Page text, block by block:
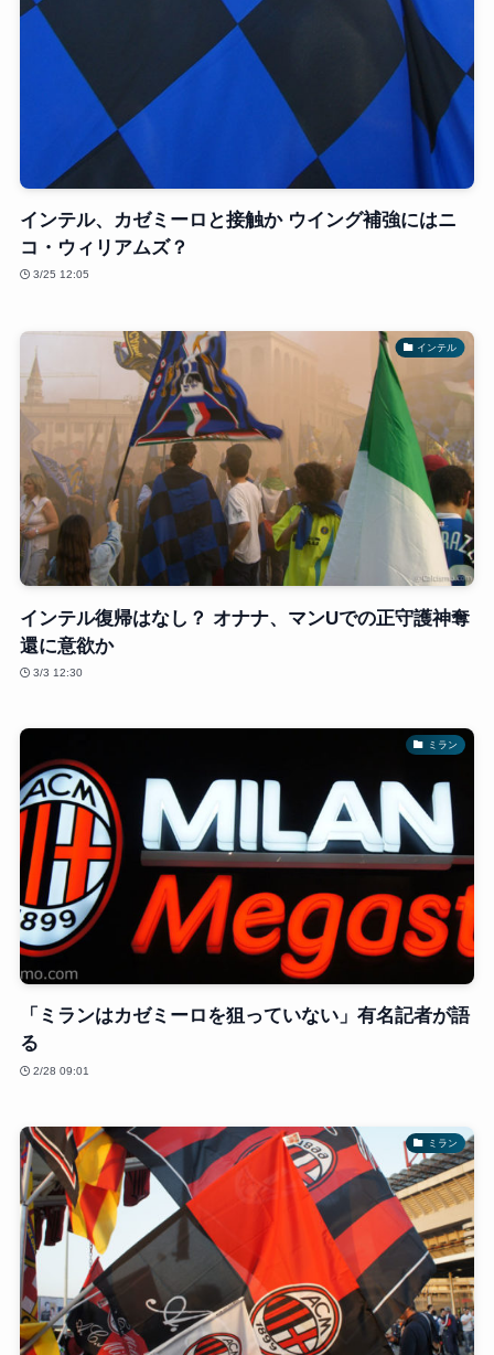
インテル、カゼミーロと接触か ウイング補強にはニ
コ・ウィリアムズ？
3/25 12:05
インテル
インテル復帰はなし？ オナナ、マンUでの正守護神奪
還に意欲か
3/3 12:30
ミラン
「ミランはカゼミーロを狙っていない」有名記者が語
る
2/28 09:01
ミラン